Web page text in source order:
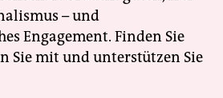
– und
Engagement. Finden Sie
Sie mit und unterstützen Sie